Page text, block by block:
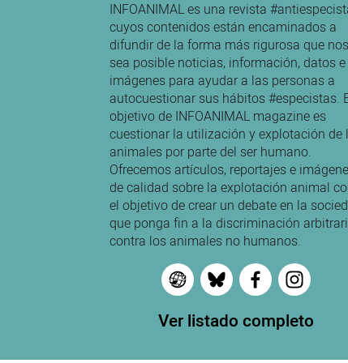
INFOANIMAL es una revista
cuyos contenidos están encaminados a
difundir de la forma más rigurosa que nos
sea posible noticias, información, datos e
imágenes para ayudar a las personas a
autocuestionar sus hábitos #especistas.
objetivo de INFOANIMAL magazine es
cuestionar la utilización y explotación de
animales por parte del ser humano.
Ofrecemos artículos, reportajes e
de calidad sobre la explotación animal
el objetivo de crear un debate en la
que ponga fin a la discriminación
contra los animales no humanos.
Ver listado completo